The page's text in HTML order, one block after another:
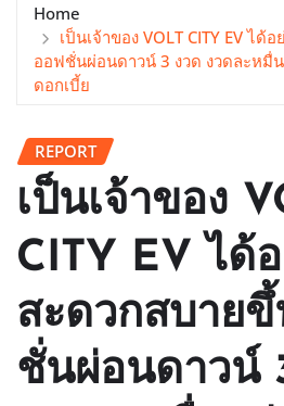
Home
เป็นเจ้าของ VOLT CITY EV ไ
ออฟชั่นผ่อนดาวน์ 3 งวด งวดละหมื่
ดอกเบี้ย
REPORT
เป็นเจ้าของ
CITY EV ได้
สะดวกสบาย
ชั่นผ่อนดาวน์